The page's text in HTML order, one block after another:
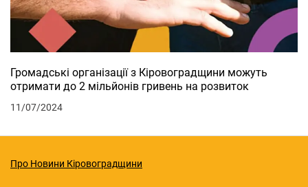
Громадські організації з Кіровоградщини можуть
отримати до 2 мільйонів гривень на розвиток
11/07/2024
Про Новини Кіровоградщини